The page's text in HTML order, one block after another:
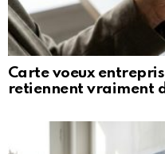
Carte voeux
retiennent vraiment